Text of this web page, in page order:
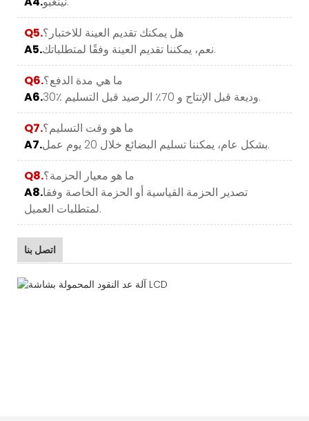
Q5.هل يمكنك تقديم العينة للاختبار؟
A5.
نعم، يمكننا تقديم العينة وفقًا لمتطلباتك.
Q6.ما هي مدة الدفع؟
A6.
30٪ وديعة قبل الإنتاج و 70٪ الرصيد قبل التسليم.
Q7.ما هو وقت التسليم؟
A7.
بشكل عام، يمكننا تسليم البضائع خلال 20 يوم عمل.
Q8.ما هو معيار الحزمة؟
A8.تصدير الحزمة القياسية أو الحزمة الخاصة وفقا
لمتطلبات العميل.
اتصل بنا